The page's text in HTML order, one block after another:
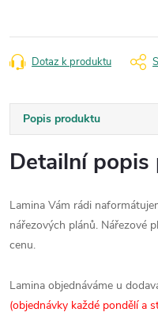
Dotaz k produktu
Popis produktu
Detailní
Lamina Vám rádi
nářezových plánů. Nářezové
cenu.
Lamina objednáváme u
(objednávky každé pondělí a